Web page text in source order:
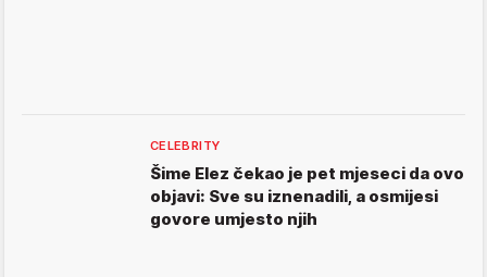
CELEBRITY
Šime Elez čekao je pet mjeseci da ovo
objavi: Sve su iznenadili, a osmijesi
govore umjesto njih